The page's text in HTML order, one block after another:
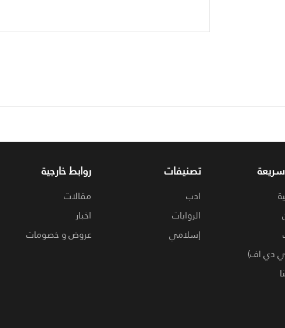
دي اف)
تصنيفات
ادب
الروايات
إسلامي
روابط خارجية
مقالات
اخبار
عروض و خصومات